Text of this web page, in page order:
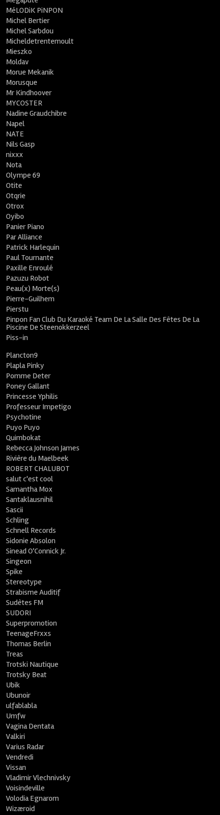
MéLODiK PiNPON
Michel Bertier
Michel Sarbdou
Micheldetrentemoult
Mieszko
Moldav
Morue Mekanik
Morusque
Mr Kindhoover
MYCOSTER
Nadine Graudchibre
Napel
NATE
Nils Gasp
nixxx
Nota
Olympe 69
Otite
Otqrie
Otrox
Oyibo
Panier Piano
Par Alliance
Patrick Harlequin
Paul Tournante
Paxille Enroulé
Pazuzu Robot
Peau(x) Morte(s)
Pierre-Guilhem
Pierstu
Pinpon Fan Club Du Karaoké Team De La Salle Des Fêtes De La
Piscine De Steenokkerzeel
Piss-in
Plancton9
Plapla Pinky
Pomme Deter
Poney Gallant
Princesse Yphilis
Professeur Impetigo
Psychotine
Puyo Puyo
Quimbokat
Rebecca Johnson James
Rivière du Maelbeek
ROBERT CHALUBOT
salut c'est cool
Samantha Mox
Santaklausnihil
Sascii
Schling
Schnell Records
Sidonie Absolon
Sinead O'Connick Jr.
Singeon
Spike
Stereotype
Strabisme Auditif
Sudètes FM
SUDORI
Superpromotion
TeenageFrxxs
Thomas Berlin
Treas
Trotski Nautique
Trotsky Beat
Ubik
Ubunoir
ulfablabla
Umfw
Vagina Dentata
Valkiri
Varius Radar
Vendredi
Vissan
Vladimir Vlechnivsky
Voisindeville
Volodia Egnarom
Wizæroid